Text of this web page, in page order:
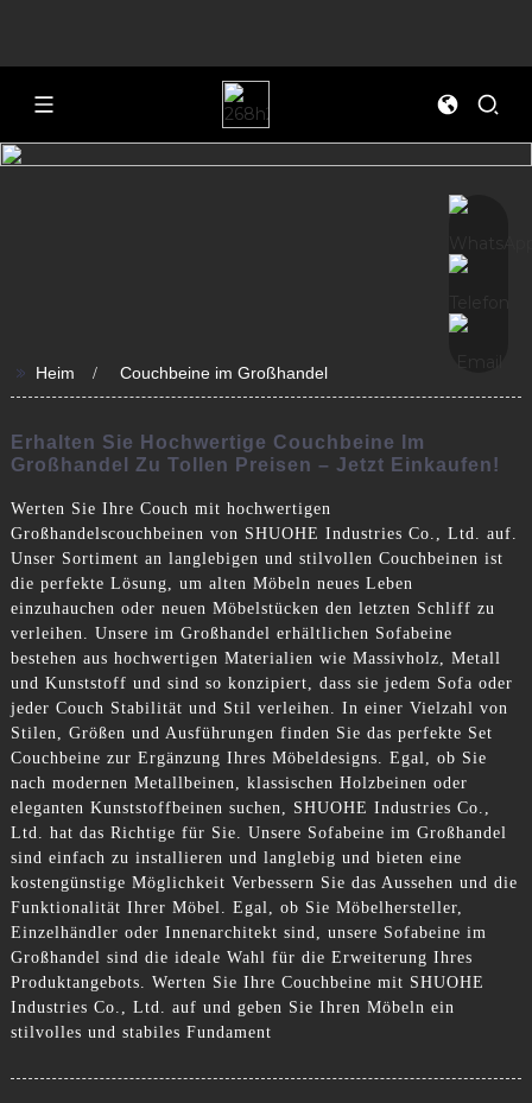
>> Heim Couchbeine im Großhandel
Erhalten Sie Hochwertige Couchbeine Im
Großhandel Zu Tollen Preisen – Jetzt Einkaufen!
Werten Sie Ihre Couch mit hochwertigen
Großhandelscouchbeinen von SHUOHE Industries Co., Ltd. auf.
Unser Sortiment an langlebigen und stilvollen Couchbeinen ist
die perfekte Lösung, um alten Möbeln neues Leben
einzuhauchen oder neuen Möbelstücken den letzten Schliff zu
verleihen. Unsere im Großhandel erhältlichen Sofabeine
bestehen aus hochwertigen Materialien wie Massivholz, Metall
und Kunststoff und sind so konzipiert, dass sie jedem Sofa oder
jeder Couch Stabilität und Stil verleihen. In einer Vielzahl von
Stilen, Größen und Ausführungen finden Sie das perfekte Set
Couchbeine zur Ergänzung Ihres Möbeldesigns. Egal, ob Sie
nach modernen Metallbeinen, klassischen Holzbeinen oder
eleganten Kunststoffbeinen suchen, SHUOHE Industries Co.,
Ltd. hat das Richtige für Sie. Unsere Sofabeine im Großhandel
sind einfach zu installieren und langlebig und bieten eine
kostengünstige Möglichkeit Verbessern Sie das Aussehen und die
Funktionalität Ihrer Möbel. Egal, ob Sie Möbelhersteller,
Einzelhändler oder Innenarchitekt sind, unsere Sofabeine im
Großhandel sind die ideale Wahl für die Erweiterung Ihres
Produktangebots. Werten Sie Ihre Couchbeine mit SHUOHE
Industries Co., Ltd. auf und geben Sie Ihren Möbeln ein
stilvolles und stabiles Fundament